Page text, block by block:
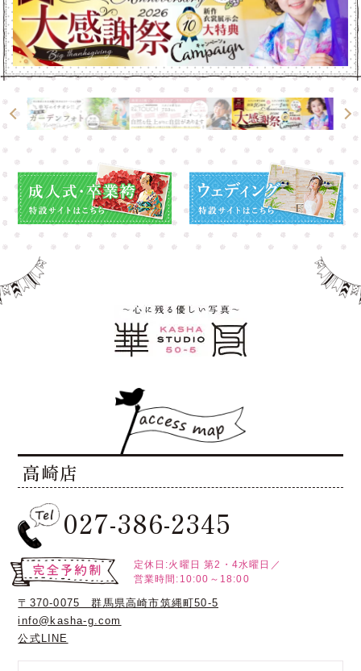
高崎店
027-386-2345
定休日:火曜日 第2・4水曜日／
営業時間:10:00～18:00
〒370-0075 群馬県高崎市筑縄町50-5
info@kasha-g.com
公式LINE
高崎店
大宮店
高崎店
大宮店